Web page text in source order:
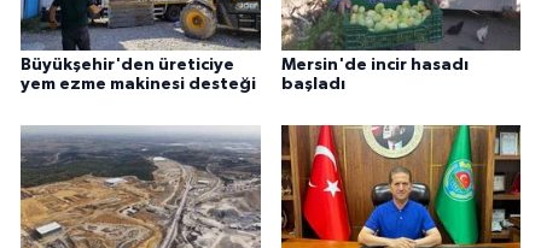
Büyükşehir'den üreticiye
yem ezme makinesi desteği
Mersin'de incir hasadı
başladı